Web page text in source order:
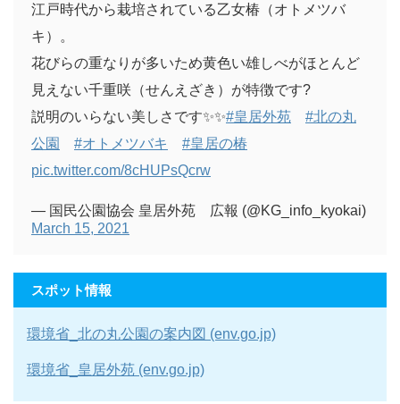
江戸時代から栽培されている乙女椿（オトメツバ
キ）。
花びらの重なりが多いため黄色い雄しべがほとんど
見えない千重咲（せんえざき）が特徴です?
説明のいらない美しさです✨✨#皇居外苑
#北の丸
公園
#オトメツバキ
#皇居の椿
pic.twitter.com/8cHUPsQcrw
— 国民公園協会 皇居外苑 広報 (@KG_info_kyokai)
March 15, 2021
スポット情報
環境省_北の丸公園の案内図 (env.go.jp)
環境省_皇居外苑 (env.go.jp)